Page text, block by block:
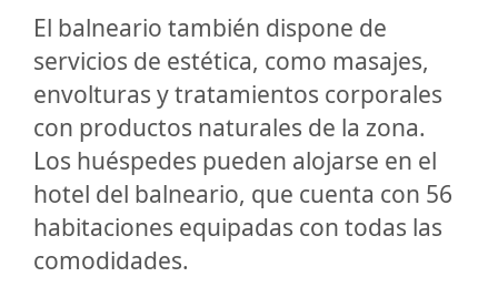
El balneario también dispone de
servicios de estética, como masajes,
envolturas y tratamientos corporales
con productos naturales de la zona.
Los huéspedes pueden alojarse en el
hotel del balneario, que cuenta con 56
habitaciones equipadas con todas las
comodidades.